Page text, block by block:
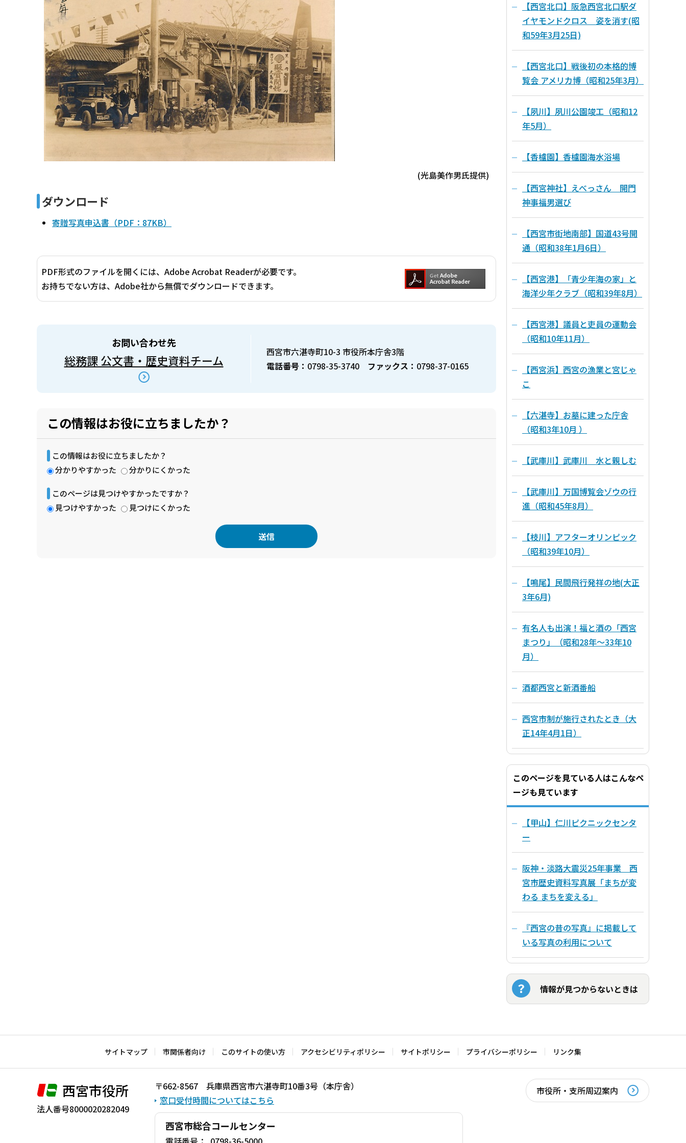
(光島美作男氏提供)
ダウンロード
寄贈写真申込書（PDF：87KB）
PDF形式のファイルを開くには、Adobe Acrobat Readerが必要です。
お持ちでない方は、Adobe社から無償でダウンロードできます。
お問い合わせ先
総務課 公文書・歴史資料チーム
西宮市六湛寺町10-3 市役所本庁舎3階
電話番号： 0798-35-3740 ファックス： 0798-37-0165
この情報はお役に立ちましたか？
この情報はお役に立ちましたか？
分かりやすかった
分かりにくかった
このページは見つけやすかったですか？
見つけやすかった
見つけにくかった
【西宮北口】阪急西宮北口駅ダ
イヤモンドクロス 姿を消す(昭
和59年3月25日)
【西宮北口】戦後初の本格的博
覧会 アメリカ博（昭和25年3月）
【夙川】夙川公園竣工（昭和12
年5月）
【香櫨園】香櫨園海水浴場
【西宮神社】えべっさん 開門
神事福男選び
【西宮市街地南部】国道43号開
通（昭和38年1月6日）
【西宮港】「青少年海の家」と
海洋少年クラブ（昭和39年8月）
【西宮港】議員と吏員の運動会
（昭和10年11月）
【西宮浜】西宮の漁業と宮じゃ
こ
【六湛寺】お墓に建った庁舎
（昭和3年10月 ）
【武庫川】武庫川 水と親しむ
【武庫川】万国博覧会ゾウの行
進（昭和45年8月）
【枝川】アフターオリンピック
（昭和39年10月）
【鳴尾】民間飛行発祥の地(大正
3年6月)
有名人も出演！福と酒の「西宮
まつり」（昭和28年～33年10
月）
酒都西宮と新酒番船
西宮市制が施行されたとき（大
正14年4月1日）
このページを見ている人はこんなペ
ージも見ています
【甲山】仁川ピクニックセンタ
ー
阪神・淡路大震災25年事業 西
宮市歴史資料写真展「まちが変
わる まちを変える」
『西宮の昔の写真』に掲載して
いる写真の利用について
情報が見つからないときは
サイトマップ 市関係者向け このサイトの使い方 アクセシビリティポリシー サイトポリシー プライバシーポリシー リンク集
西宮市役所
法人番号8000020282049
〒662-8567 兵庫県西宮市六湛寺町10番3号（本庁舎）
窓口受付時間についてはこちら
西宮市総合コールセンター
市役所・支所周辺案内